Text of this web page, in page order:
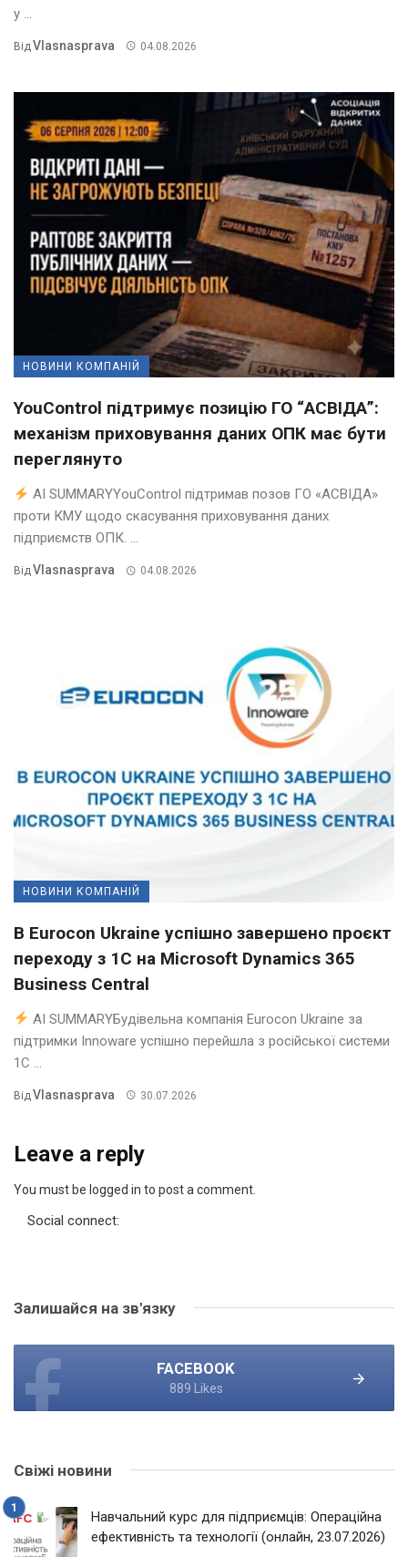
у ...
Від Vlasnasprava 04.08.2026
НОВИНИ КОМПАНІЙ
YouControl підтримує позицію ГО “АСВІДА”:
механізм приховування даних ОПК має бути
переглянуто
AI SUMMARYYouControl підтримав позов ГО «АСВІДА»
проти КМУ щодо скасування приховування даних
підприємств ОПК. ...
ВідVlasnasprava 04.08.2026
НОВИНИ КОМПАНІЙ
В Eurocon Ukraine успішно завершено проєкт
переходу з 1С на Microsoft Dynamics 365
Business Central
AI SUMMARYБудівельна компанія Eurocon Ukraine за
підтримки Innoware успішно перейшла з російської системи
1С ...
Від Vlasnasprava 30.07.2026
Leave a reply
You must be logged in to post a comment.
Social connect:
Залишайся на зв'язку
FACEBOOK
889 Likes
Свіжі новини
Навчальний курс для підприємців: Операційна
ефективність та технології (онлайн, 23.07.2026)